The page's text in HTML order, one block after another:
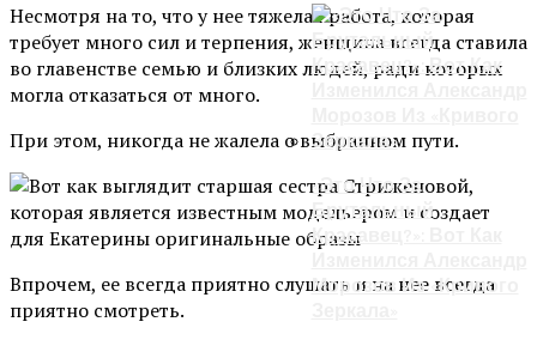
«Это Что За
Брутальный
Красавец?»: Вот Как
Морозов Из «Кривого
Несмотря на то, что у нее тяжелая работа, которая
требует много сил и терпения, женщина всегда ставила
во главенстве семью и близких людей, ради которых
могла отказаться от много.
При этом, никогда не жалела о выбранном пути.
Впрочем, ее всегда приятно слушать и на нее всегда
приятно смотреть.